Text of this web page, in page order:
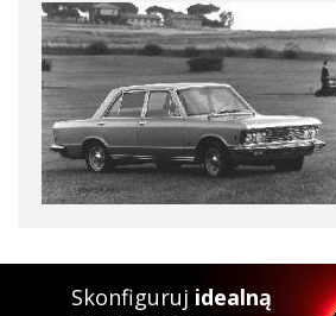
Skonfiguruj idealną